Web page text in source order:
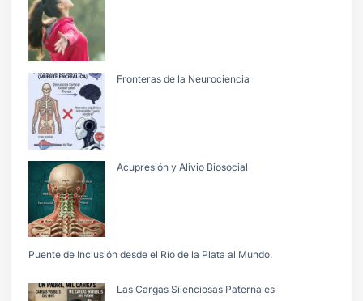
Fronteras de la Neurociencia
Acupresión y Alivio Biosocial
Puente de Inclusión desde el Río de la Plata al Mundo.
Las Cargas Silenciosas Paternales